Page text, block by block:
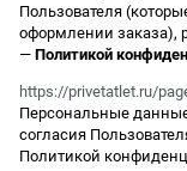
Пользователя
оформлении заказа),
— Политикой
https://privetatlet.ru/
Персональные
согласия
Политикой